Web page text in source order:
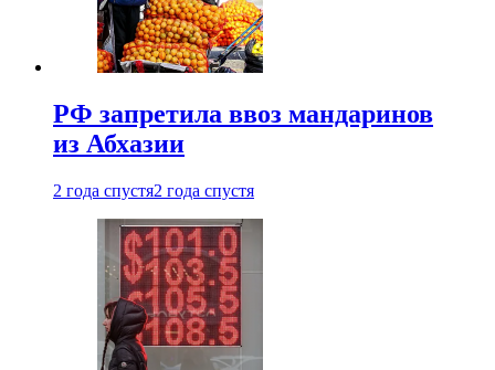
РФ запретила ввоз мандаринов
из Абхазии
2 года спустя2 года спустя